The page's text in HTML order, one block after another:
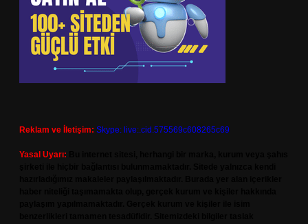
Reklam ve İletişim: Skype: live:.cid.575569c608265c69
Yasal Uyarı: